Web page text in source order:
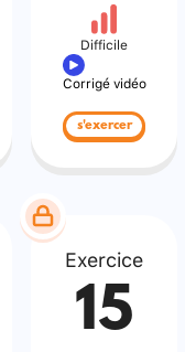
Difficile
Corrigé vidéo
s'exercer
Exercice
15